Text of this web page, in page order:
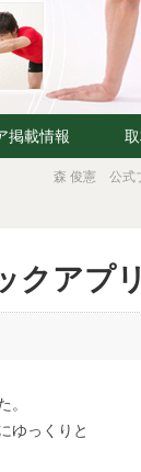
掲載情報 取
森 俊憲 公式
クアプ
。
ゆっくりと